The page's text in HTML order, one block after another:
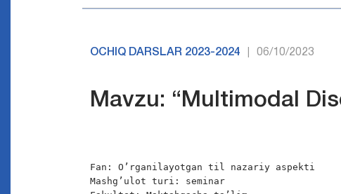
OCHIQ DARSLAR 2023-2024 06/10/2023
Mavzu: “Multimodal
Fan: O’rganilayotgan til nazariy aspekti
Mashg’ulot turi: seminar